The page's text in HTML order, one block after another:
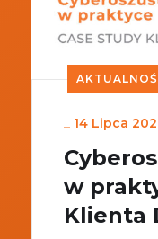
_ 14 Lipca
w
Klienta